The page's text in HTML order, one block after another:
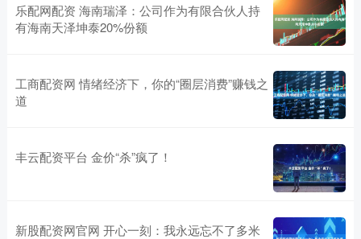
乐配网配资 海南瑞泽：公司作为有限合伙人持
有海南天泽坤泰20%份额
工商配资网 情绪经济下，你的“圈层消费”赚钱之
道
丰云配资平台 金价“杀”疯了！
新股配资网官网 开心一刻：我永远忘不了多米